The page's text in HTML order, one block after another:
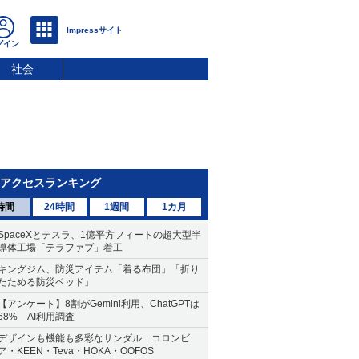
社会
アクセスランキング
間 24時間 1週間 1カ月
とテスラ、1億平方フィートの超大型半
体工場「テラファブ」着工
ングジム、防災アイテム「着る布団」「折り
ためる防災ベッド」
アンケート】8割がGemini利用、ChatGPTは
AI利用調査
ザインも機能も多彩なサンダル コロンビ
・KEEN・Teva・HOKA・OOFOS